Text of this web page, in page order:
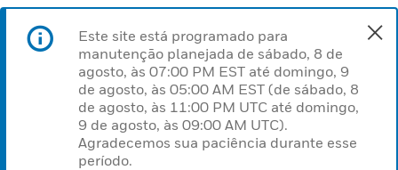
Este site está programado para
manutenção planejada de sábado, 8 de
agosto, às 07:00 PM EST até domingo, 9
de agosto, às 05:00 AM EST (de sábado, 8
de agosto, às 11:00 PM UTC até domingo,
9 de agosto, às 09:00 AM UTC).
Agradecemos sua paciência durante esse
período.